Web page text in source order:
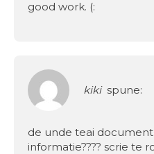
good work. (:
kiki spune:
de unde teai
informatie???? scrie te